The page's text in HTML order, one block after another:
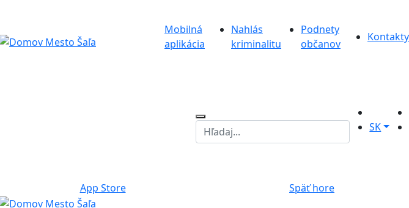
Mobilná
aplikácia
Nahlás
kriminalitu
Podnety
občanov
Kontakty
SK
App Store Späť hore